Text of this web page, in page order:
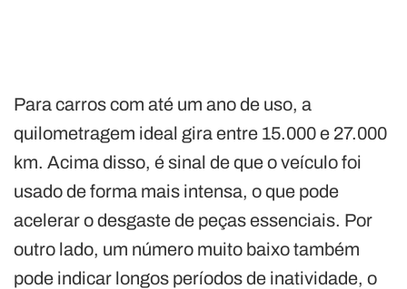
Para carros com até um ano de uso, a
quilometragem ideal gira entre 15.000 e 27.000
km. Acima disso, é sinal de que o veículo foi
usado de forma mais intensa, o que pode
acelerar o desgaste de peças essenciais. Por
outro lado, um número muito baixo também
pode indicar longos períodos de inatividade, o